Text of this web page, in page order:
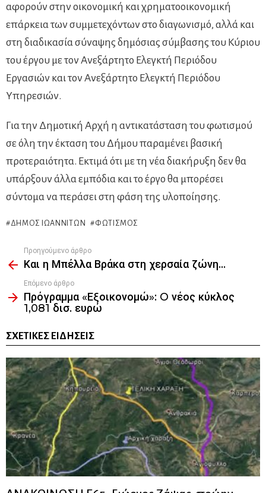
αφορούν στην οικονομική και χρηματοοικονομική
επάρκεια των συμμετεχόντων στο διαγωνισμό, αλλά και
στη διαδικασία σύναψης δημόσιας σύμβασης του Κύριου
του έργου με τον Ανεξάρτητο Ελεγκτή Περιόδου
Εργασιών και τον Ανεξάρτητο Ελεγκτή Περιόδου
Υπηρεσιών.
Για την Δημοτική Αρχή η αντικατάσταση του φωτισμού
σε όλη την έκταση του Δήμου παραμένει βασική
προτεραιότητα. Εκτιμά ότι με τη νέα διακήρυξη δεν θα
υπάρξουν άλλα εμπόδια και το έργο θα μπορέσει
σύντομα να περάσει στη φάση της υλοποίησης.
ΔΉΜΟΣ ΙΩΑΝΝΙΤΏΝ ΦΩΤΙΣΜΌΣ
more
Προηγούμενο άρθρο
Και η Μπέλλα Βράκα στη χερσαία ζώνη…
Επόμενο άρθρο
Πρόγραμμα «Εξοικονομώ»: O νέος κύκλος
1,081 δισ. ευρώ
ΣΧΕΤΙΚΈΣ ΕΙΔΉΣΕΙΣ